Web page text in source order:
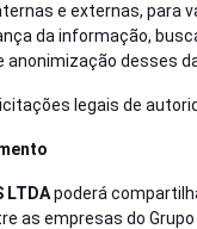
e externas, para
da informação,
anonimização desses
legais de
LTDApoderá
as empresas do Grupo